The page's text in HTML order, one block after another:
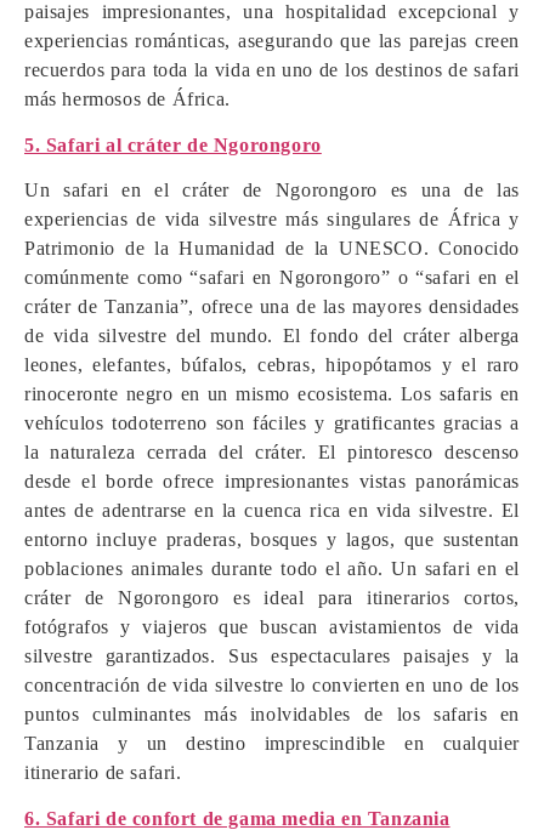
paisajes impresionantes, una hospitalidad excepcional y
experiencias románticas, asegurando que las parejas creen
recuerdos para toda la vida en uno de los destinos de safari
más hermosos de África.
5. Safari al cráter de Ngorongoro
Un safari en el cráter de Ngorongoro es una de las
experiencias de vida silvestre más singulares de África y
Patrimonio de la Humanidad de la UNESCO. Conocido
comúnmente como “safari en Ngorongoro” o “safari en el
cráter de Tanzania”, ofrece una de las mayores densidades
de vida silvestre del mundo. El fondo del cráter alberga
leones, elefantes, búfalos, cebras, hipopótamos y el raro
rinoceronte negro en un mismo ecosistema. Los safaris en
vehículos todoterreno son fáciles y gratificantes gracias a
la naturaleza cerrada del cráter. El pintoresco descenso
desde el borde ofrece impresionantes vistas panorámicas
antes de adentrarse en la cuenca rica en vida silvestre. El
entorno incluye praderas, bosques y lagos, que sustentan
poblaciones animales durante todo el año. Un safari en el
cráter de Ngorongoro es ideal para itinerarios cortos,
fotógrafos y viajeros que buscan avistamientos de vida
silvestre garantizados. Sus espectaculares paisajes y la
concentración de vida silvestre lo convierten en uno de los
puntos culminantes más inolvidables de los safaris en
Tanzania y un destino imprescindible en cualquier
itinerario de safari.
6. Safari de confort de gama media en Tanzania